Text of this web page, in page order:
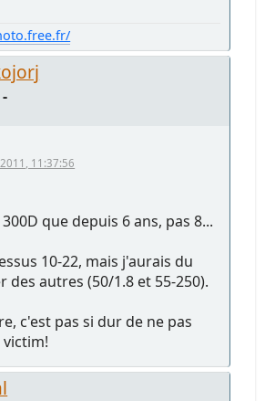
-
11:37:56
que depuis 6 ans, pas 8...
10-22, mais j'aurais du
des autres (50/1.8 et 55-250).
c'est pas si dur de ne pas